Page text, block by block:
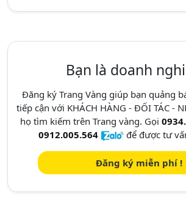
Bạn là doanh
Đăng ký Trang Vàng giúp bạn quảng
tiếp cận với KHÁCH HÀNG - ĐỐI TÁC -
họ tìm kiếm trên Trang vàng. Gọi
0912.005.564
để được tư
Đăng ký miễn phí !